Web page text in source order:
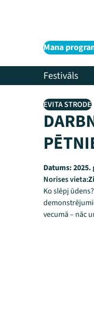
Mana
Festivāls
EVITA STRODE
Datums:2025.
Norises vieta:
Ko slēpj
vecumā – nāc